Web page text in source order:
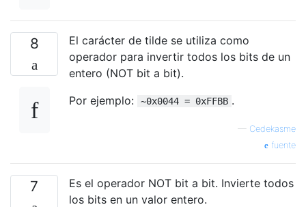
8
El carácter de tilde se utiliza como
operador para invertir todos los bits de un
entero (NOT bit a bit).
Por ejemplo:
~0x0044 = 0xFFBB .
— Cedekasme
fuente
7
Es el operador NOT bit a bit. Invierte todos
los bits en un valor entero.